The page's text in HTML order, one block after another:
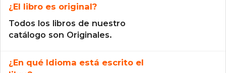
¿El libro es original?
Todos los libros de nuestro
catálogo son Originales.
¿En qué Idioma está escrito el